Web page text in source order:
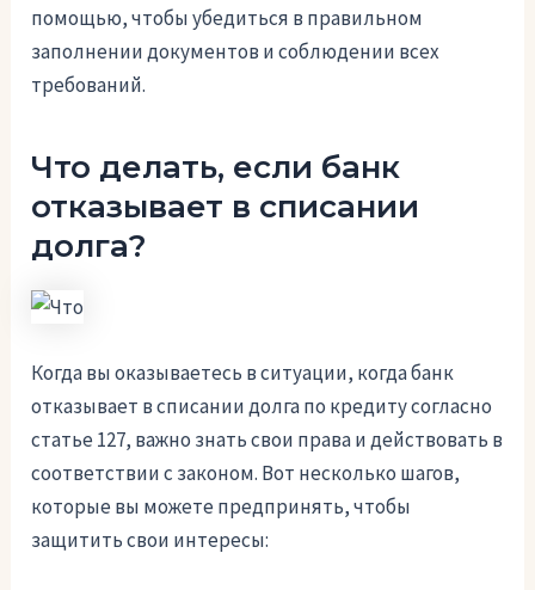
помощью, чтобы убедиться в правильном
заполнении документов и соблюдении всех
требований.
Что делать, если банк
отказывает в списании
долга?
Когда вы оказываетесь в ситуации, когда банк
отказывает в списании долга по кредиту согласно
статье 127, важно знать свои права и действовать в
соответствии с законом. Вот несколько шагов,
которые вы можете предпринять, чтобы
защитить свои интересы: